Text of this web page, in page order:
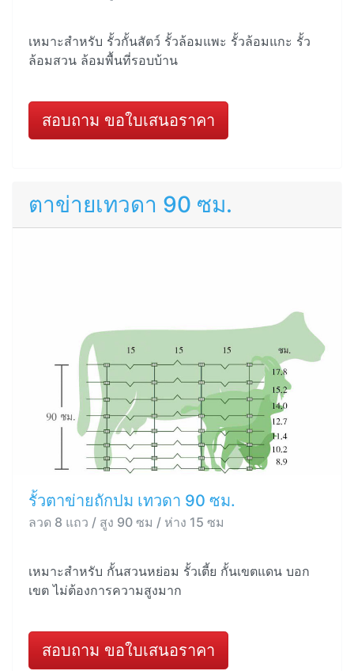
เหมาะสำหรับ รั้วกั้นสัตว์ รั้วล้อมแพะ รั้วล้อมแกะ รั้ว
ล้อมสวน ล้อมพื้นที่รอบบ้าน
สอบถาม ขอใบเสนอราคา
ตาข่ายเทวดา 90 ซม.
รั้วตาข่ายถักปม เทวดา 90 ซม.
ลวด 8 แถว / สูง 90 ซม / ห่าง 15 ซม
เหมาะสำหรับ กั้นสวนหย่อม รั้วเตี้ย กั้นเขตแดน บอก
เขต ไม่ต้องการความสูงมาก
สอบถาม ขอใบเสนอราคา